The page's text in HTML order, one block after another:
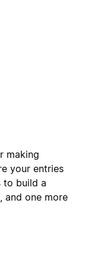
making
your entries
to build a
and one more